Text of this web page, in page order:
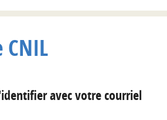
avec votre courriel